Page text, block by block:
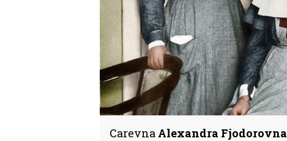
Carevna Alexandra Fjodorovna